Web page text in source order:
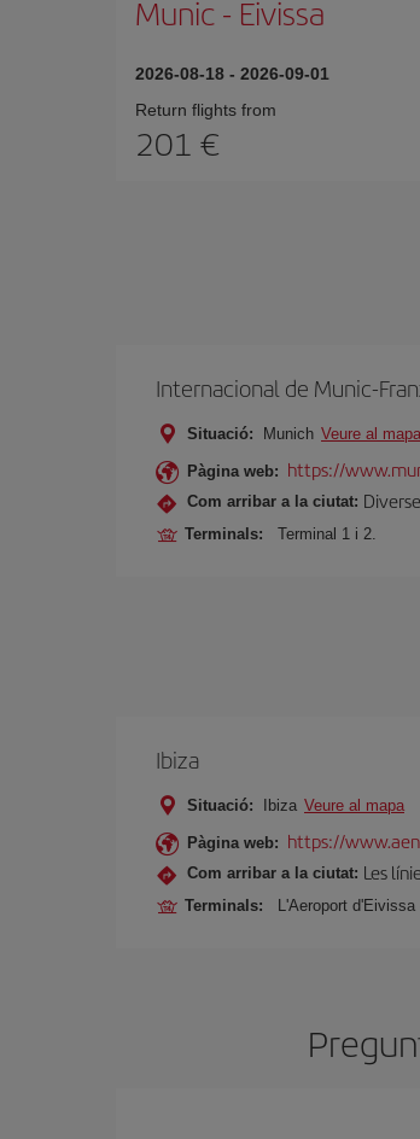
Munic- Eivissa
2026-08-18 - 2026-09-01
Return flights from
201
Internacional de Munic-
Situació: Munich Veure al mapa
Pàgina web: https://
Com arribar a la ciutat:
Terminals: Terminal 1 i 2.
Ibiza
Situació: Ibiza Veure al mapa
Pàgina web: https://
Com arribar a la ciutat: Les
Terminals: L'Aeroport